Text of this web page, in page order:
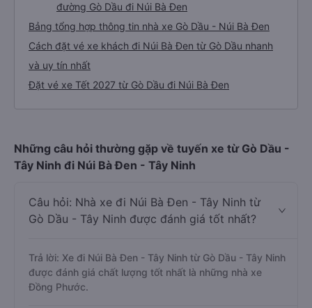
đường Gò Dầu đi Núi Bà Đen
Bảng tổng hợp thông tin nhà xe Gò Dầu - Núi Bà Đen
Cách đặt vé xe khách đi Núi Bà Đen từ Gò Dầu nhanh
và uy tín nhất
Đặt vé xe Tết 2027 từ Gò Dầu đi Núi Bà Đen
Những câu hỏi thường gặp về tuyến xe từ Gò Dầu -
Tây Ninh đi Núi Bà Đen - Tây Ninh
Câu hỏi: Nhà xe đi Núi Bà Đen - Tây Ninh từ
Gò Dầu - Tây Ninh được đánh giá tốt nhất?
Trả lời: Xe đi Núi Bà Đen - Tây Ninh từ Gò Dầu - Tây Ninh
được đánh giá chất lượng tốt nhất là những nhà xe
Đồng Phước.